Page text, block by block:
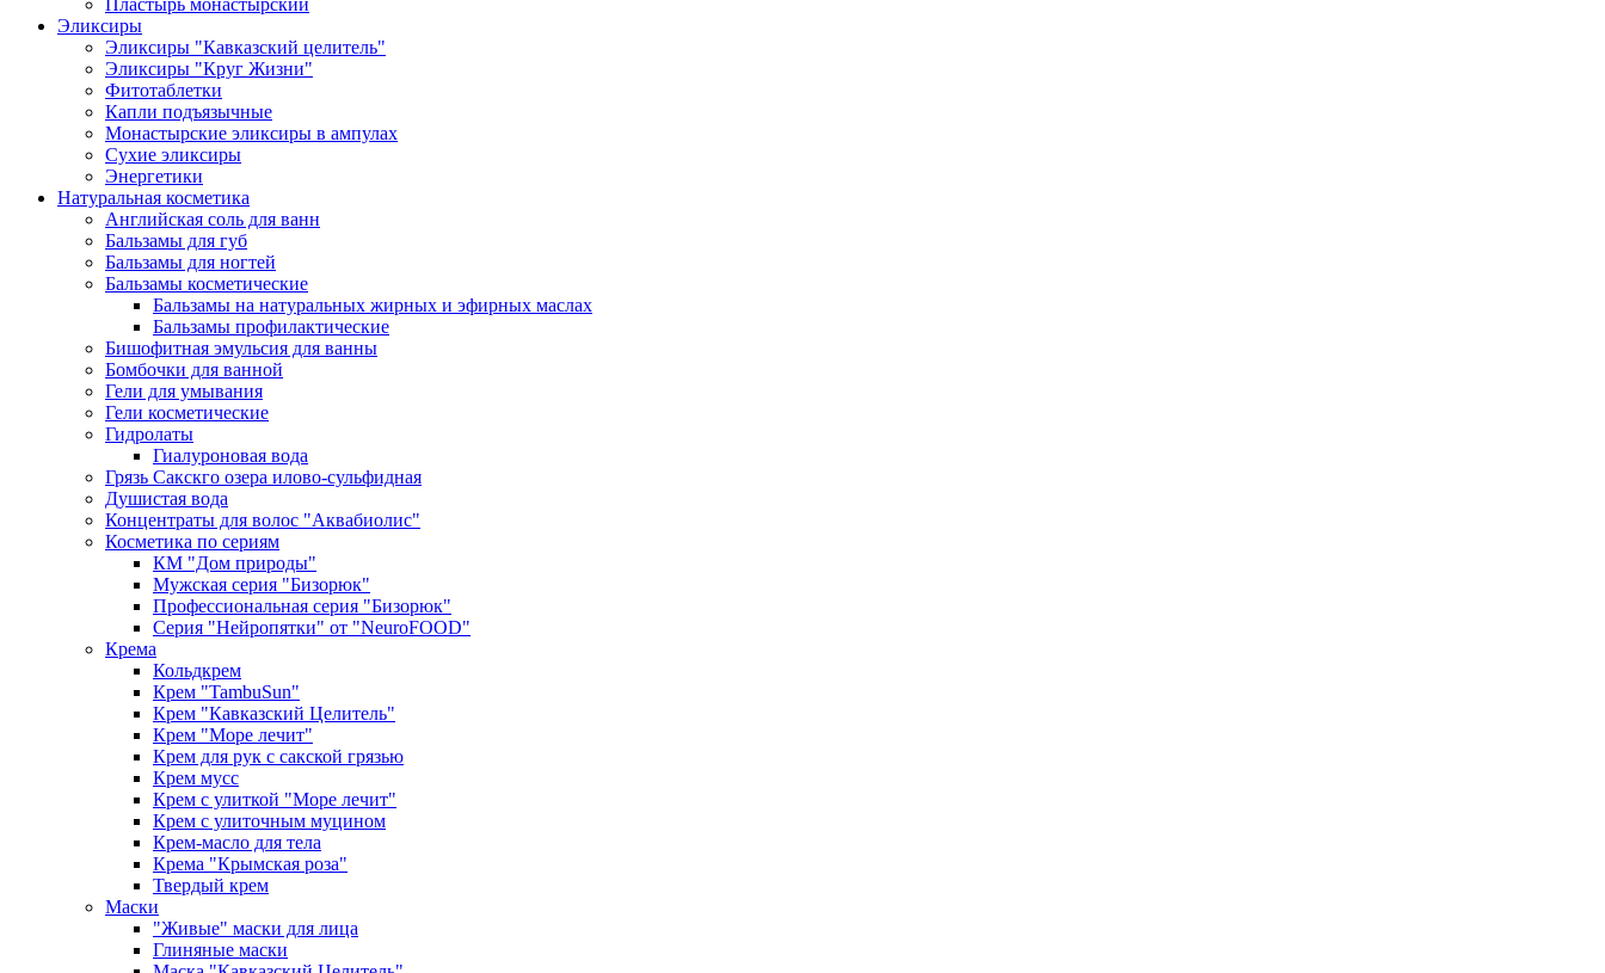
Пластырь монастырский
Эликсиры
Эликсиры "Кавказский целитель"
Эликсиры "Круг Жизни"
Фитотаблетки
Капли подъязычные
Монастырские эликсиры в ампулах
Сухие эликсиры
Энергетики
Натуральная косметика
Английская соль для ванн
Бальзамы для губ
Бальзамы для ногтей
Бальзамы косметические
Бальзамы на натуральных жирных и эфирных маслах
Бальзамы профилактические
Бишофитная эмульсия для ванны
Бомбочки для ванной
Гели для умывания
Гели косметические
Гидролаты
Гиалуроновая вода
Грязь Сакскго озера илово-сульфидная
Душистая вода
Концентраты для волос "Аквабиолис"
Косметика по сериям
КМ "Дом природы"
Мужская серия "Бизорюк"
Профессиональная серия "Бизорюк"
Серия "Нейропятки" от "NeuroFOOD"
Крема
Кольдкрем
Крем "TambuSun"
Крем "Кавказский Целитель"
Крем "Море лечит"
Крем для рук с сакской грязью
Крем мусс
Крем с улиткой "Море лечит"
Крем с улиточным муцином
Крем-масло для тела
Крема "Крымская роза"
Твердый крем
Маски
"Живые" маски для лица
Глиняные маски